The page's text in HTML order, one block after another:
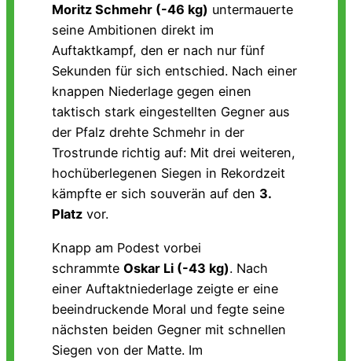
Moritz Schmehr (-46 kg) untermauerte
seine Ambitionen direkt im
Auftaktkampf, den er nach nur fünf
Sekunden für sich entschied. Nach einer
knappen Niederlage gegen einen
taktisch stark eingestellten Gegner aus
der Pfalz drehte Schmehr in der
Trostrunde richtig auf: Mit drei weiteren,
hochüberlegenen Siegen in Rekordzeit
kämpfte er sich souverän auf den 3.
Platz vor.
Knapp am Podest vorbei
schrammte Oskar Li (-43 kg). Nach
einer Auftaktniederlage zeigte er eine
beeindruckende Moral und fegte seine
nächsten beiden Gegner mit schnellen
Siegen von der Matte. Im